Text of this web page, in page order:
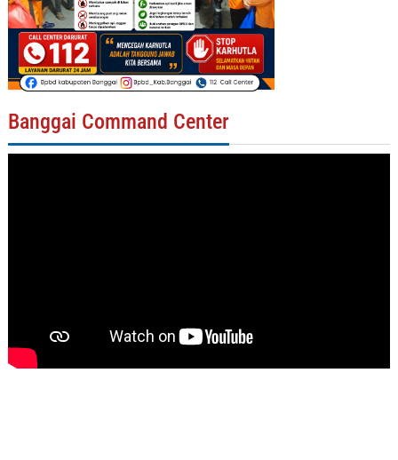
Banggai Command Center